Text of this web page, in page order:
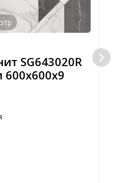
SG643020R
600х600х9